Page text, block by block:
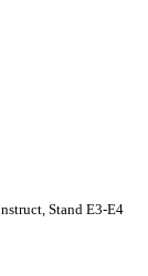
Stand E3-E4